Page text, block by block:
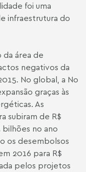
foi uma
infraestrutura do
área de
negativos da
No global, a No
graças às
As
subiram de R$
bilhões no ano
os desembolsos
2016 para R$
pelos projetos